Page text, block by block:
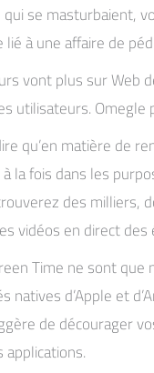
se masturbaient,
lié à une affaire de
vont plus sur Web
utilisateurs.
qu’en matière de
la fois dans les
des milliers,
vidéos en direct
Time ne sont
d’Apple et
de décourager